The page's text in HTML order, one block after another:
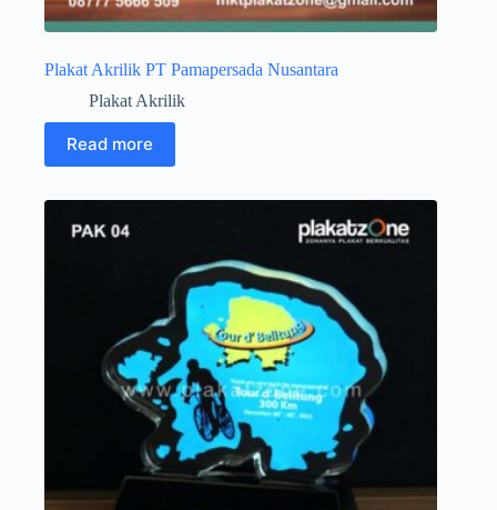
Plakat Akrilik PT Pamapersada Nusantara
Plakat Akrilik
Read more